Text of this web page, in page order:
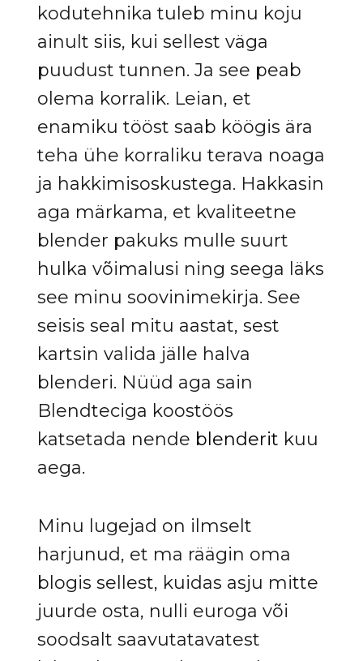
kodutehnika tuleb minu koju
ainult siis, kui sellest väga
puudust tunnen. Ja see peab
olema korralik. Leian, et
enamiku tööst saab köögis ära
teha ühe korraliku terava noaga
ja hakkimisoskustega. Hakkasin
aga märkama, et kvaliteetne
blender pakuks mulle suurt
hulka võimalusi ning seega läks
see minu soovinimekirja. See
seisis seal mitu aastat, sest
kartsin valida jälle halva
blenderi. Nüüd aga sain
Blendteciga koostöös
katsetada nende blenderit kuu
aega.
Minu lugejad on ilmselt
harjunud, et ma räägin oma
blogis sellest, kuidas asju mitte
juurde osta, nulli euroga või
soodsalt saavutatavatest